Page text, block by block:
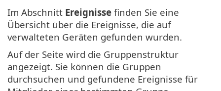
Im Abschnitt Ereignisse finden Sie eine
Übersicht über die Ereignisse, die auf
verwalteten Geräten gefunden wurden.
Auf der Seite wird die Gruppenstruktur
angezeigt. Sie können die Gruppen
durchsuchen und gefundene Ereignisse für